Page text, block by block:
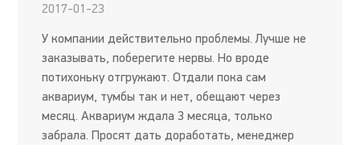
2017-01-23
У компании действительно проблемы. Лучше не
заказывать, поберегите нервы. Но вроде
потихоньку отгружают. Отдали пока сам
аквариум, тумбы так и нет, обещают через
месяц. Аквариум ждала 3 месяца, только
забрала. Просят дать доработать, менеджер